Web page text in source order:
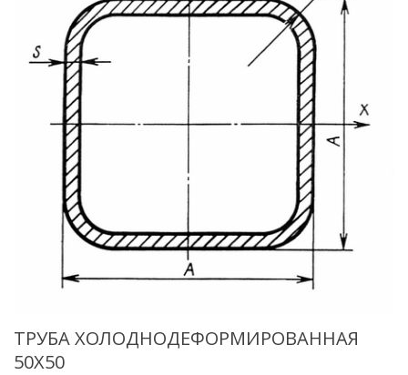
ТРУБА ХОЛОДНОДЕФОРМИРОВАННАЯ
50X50